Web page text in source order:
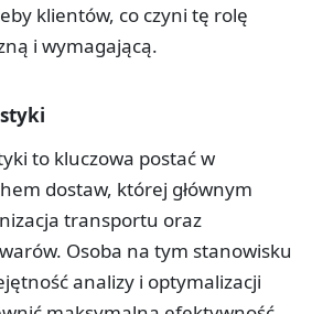
klientów, co czyni tę rolę
i wymagającą.
to kluczowa postać w
dostaw, której głównym
transportu oraz
Osoba na tym stanowisku
analizy i optymalizacji